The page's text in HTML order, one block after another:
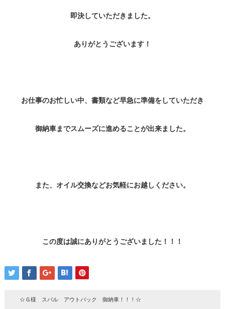
即決していただきました。
ありがとうございます！
お仕事のお忙しい中、書類など早急に準備をしていただき
御納車までスムーズに進めることが出来ました。
また、オイル交換などお気軽にお越しください。
この度は誠にありがとうございました！！！
☆Ｇ様 スバル アウトバック 御納車！！！☆